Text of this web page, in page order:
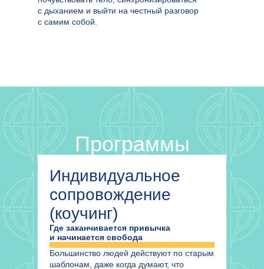
с дыханием и выйти на честный разговор
с самим собой.
Программы
Индивидуальное
сопровождение
(коучинг)
Где заканчивается привычка
и начинается свобода
Большинство людей действуют по старым
шаблонам, даже когда думают, что